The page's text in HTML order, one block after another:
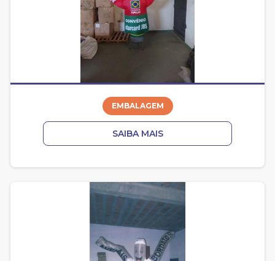
EMBALAGEM
SAIBA MAIS